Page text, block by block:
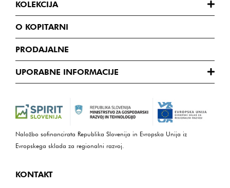
KOLEKCIJA
O KOPITARNI
PRODAJALNE
UPORABNE INFORMACIJE
Naložbo sofinancirata Republika Slovenija in Evropska Unija iz
Evropskega sklada za regionalni razvoj.
KONTAKT